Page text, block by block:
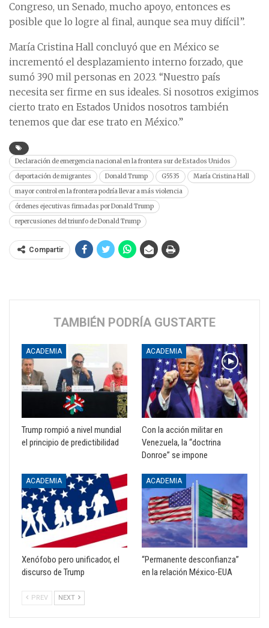
Congreso, un Senado, mucho apoyo, entonces es
posible que lo logre al final, aunque sea muy difícil”.
María Cristina Hall concluyó que en México se
incrementó el desplazamiento interno forzado, que
sumó 390 mil personas en 2023. “Nuestro país
necesita ser firme en sus ideales. Si nosotros exigimos
cierto trato en Estados Unidos nosotros también
tenemos que dar ese trato en México.”
Declaración de emergencia nacional en la frontera sur de Estados Unidos
deportación de migrantes
Donald Trump G5535
María Cristina Hall
mayor control en la frontera podría llevar a más violencia
órdenes ejecutivas firmadas por Donald Trump
repercusiones del triunfo de Donald Trump
Compartir
TAMBIÉN PODRÍA GUSTARTE
ACADEMIA
Trump rompió a nivel mundial
el principio de predictibilidad
ACADEMIA
Con la acción militar en
Venezuela, la “doctrina
Donroe” se impone
ACADEMIA
Xenófobo pero unificador, el
discurso de Trump
ACADEMIA
“Permanente desconfianza”
en la relación México-EUA
PREV NEXT